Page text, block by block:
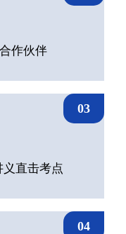
作伙伴
03
义直击考点
04